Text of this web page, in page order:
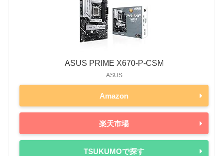
ASUS PRIME X670-P-CSM
ASUS
Amazon
楽天市場
TSUKUMOで探す